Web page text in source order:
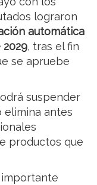
lograron
automática
, tras el fin
se apruebe
suspender
elimina antes
productos que
importante